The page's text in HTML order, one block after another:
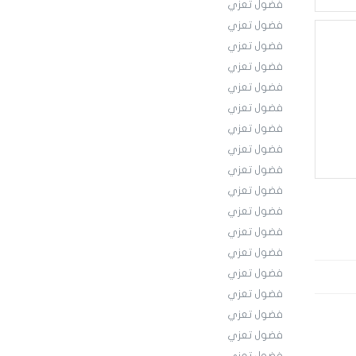
فضول تعزي
فضول تعزي
فضول تعزي
فضول تعزي
فضول تعزي
فضول تعزي
فضول تعزي
فضول تعزي
فضول تعزي
فضول تعزي
فضول تعزي
فضول تعزي
فضول تعزي
فضول تعزي
فضول تعزي
فضول تعزي
فضول تعزي